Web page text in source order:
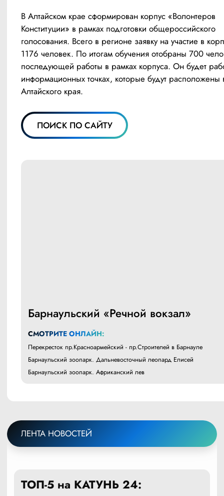
В Алтайском крае сформирован корпус «Волонтеров
Конституции» в рамках подготовки общероссийского
голосования. Всего в регионе заявку на участие в
1176 человек. По итогам обучения отобраны 700
последующей работы в рамках корпуса. Он будет
информационных точках, которые будут расположены
Алтайского края.
ПОИСК ПО САЙТУ
Барнаульский «Речной вокзал»
СМОТРИТЕ ОНЛАЙН:
Перекресток пр.Красноармейский - пр.Строителей в Барнауле
Барнаульский зоопарк. Дальневосточный леопард Елисей
Барнаульский зоопарк. Африканский лев
ЛЕНТА НОВОСТЕЙ
ТОП-5 на КАТУНЬ 24: